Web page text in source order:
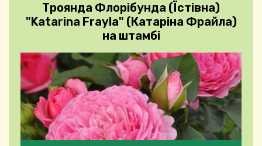
Троянда Флорібунда (Їстівна)
"Katarina Frayla" (Катаріна Фрайла)
на штамбі